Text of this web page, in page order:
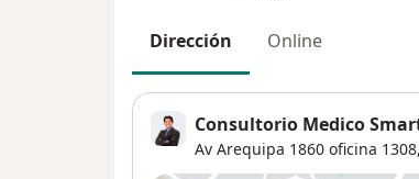
Dirección Online
Consultorio Medico
Av Arequipa 1860 oficina 1308,